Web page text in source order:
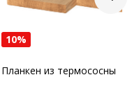
10%
Планкен из термососны